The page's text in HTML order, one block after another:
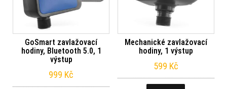
GoSmart zavlažovací
hodiny, Bluetooth 5.0, 1
výstup
999 Kč
Mechanické zavlažovací
hodiny, 1 výstup
599 Kč